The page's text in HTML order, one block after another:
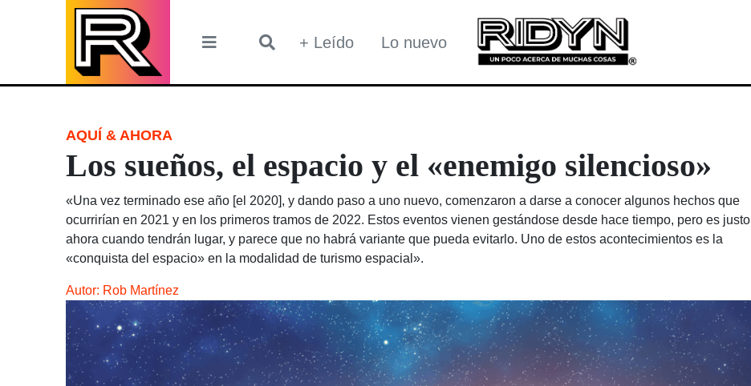
+ Leído Lo nuevo
AQUÍ & AHORA
Los sueños, el espacio y el «enemigo silencioso»
«Una vez terminado ese año [el 2020], y dando paso a uno nuevo, comenzaron a darse a conocer algunos hechos que
ocurrirían en 2021 y en los primeros tramos de 2022. Estos eventos vienen gestándose desde hace tiempo, pero es justo
ahora cuando tendrán lugar, y parece que no habrá variante que pueda evitarlo. Uno de estos acontecimientos es la
«conquista del espacio» en la modalidad de turismo espacial».
Autor: Rob Martínez